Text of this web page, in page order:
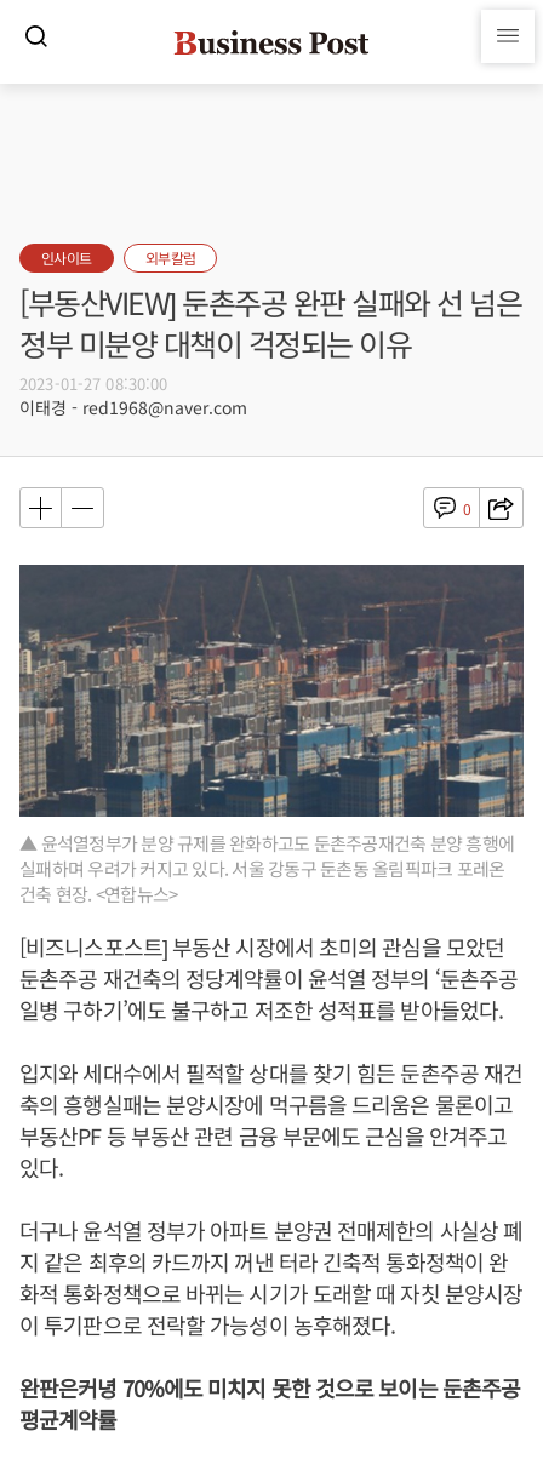
인사이트 외부칼럼
[부동산VIEW] 둔촌주공 완판 실패와 선 넘은
정부 미분양 대책이 걱정되는 이유
2023-01-27 08:30:00
이태경 - red1968@naver.com
0
▲ 윤석열정부가 분양 규제를 완화하고도 둔촌주공재건축 분양 흥행에
실패하며 우려가 커지고 있다. 서울 강동구 둔촌동 올림픽파크 포레온
건축 현장. <연합뉴스>
[비즈니스포스트] 부동산 시장에서 초미의 관심을 모았던
둔촌주공 재건축의 정당계약률이 윤석열 정부의 ‘둔촌주공
일병 구하기’에도 불구하고 저조한 성적표를 받아들었다.
입지와 세대수에서 필적할 상대를 찾기 힘든 둔촌주공 재건
축의 흥행실패는 분양시장에 먹구름을 드리움은 물론이고
부동산PF 등 부동산 관련 금융 부문에도 근심을 안겨주고
있다.
더구나 윤석열 정부가 아파트 분양권 전매제한의 사실상 폐
지 같은 최후의 카드까지 꺼낸 터라 긴축적 통화정책이 완
화적 통화정책으로 바뀌는 시기가 도래할 때 자칫 분양시장
이 투기판으로 전락할 가능성이 농후해졌다.
완판은커녕 70%에도 미치지 못한 것으로 보이는 둔촌주공
평균계약률